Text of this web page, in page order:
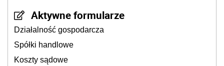
Aktywne formularze
Działalność gospodarcza
Spółki handlowe
Koszty sądowe